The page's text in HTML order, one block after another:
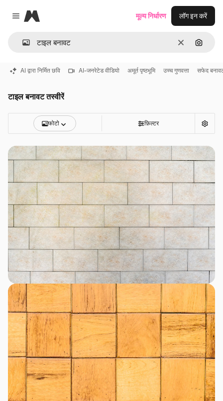
Close menu
Magnific
साफ़ इमेज से
मूल्य निर्धारण लॉग इन करें
AI द्वारा निर्मित छवि AI-जनरेटेड वीडियो अमूर्त पृष्ठभूमि उच्च गुणवत्ता सफेद
टाइल बनावट तस्वीरें
फोटो फ़िल्टर